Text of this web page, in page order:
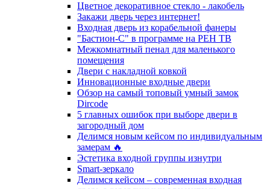
Цветное декоративное стекло - лакобель
Закажи дверь через интернет!
Входная дверь из корабельной фанеры
"Бастион-С" в программе на РЕН ТВ
Межкомнатный пенал для маленького
помещения
Двери с накладной ковкой
Инновационные входные двери
Обзор на самый топовый умный замок
Dircode
5 главных ошибок при выборе двери в
загородный дом
Делимся новым кейсом по индивидуальным
замерам 🔥
Эстетика входной группы изнутри
Smart-зеркало
Делимся кейсом – современная входная